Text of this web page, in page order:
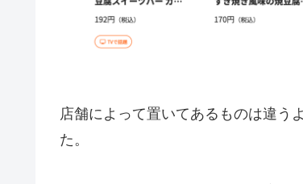
店舗によって置いてあるものは違う
た。